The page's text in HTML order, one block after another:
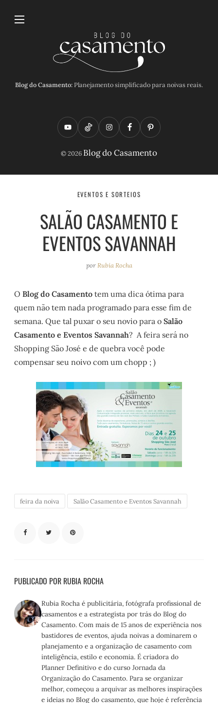
Blog do Casamento:Planejamento simplificado para noivas reais.
Y
o
t
e
T
i
t
o
I
n
t
a
r
a
m
F
a
e
b
o
k
P
i
t
s
t
© 2026 Blog do Casamento
EVENTOS E SORTEIOS
SALÃO CASAMENTO E
EVENTOS SAVANNAH
porRubia Rocha
OBlog do Casamento tem uma dica ótima para
quem não tem nada programado para esse fim de
semana. Que tal puxar o seu novio para oSalão
Casamento e Eventos Savannah? A feira será no
Shopping São José e de quebra você pode
compensar seu noivo com um chopp ; )
feira da noiva Salão Casamento e Eventos Savannah
PUBLICADO POR RUBIA ROCHA
Rubia Rocha é publicitária, fotógrafa profissional de
casamentos e a estrategista por trás do Blog do
Casamento. Com mais de 15 anos de experiência nos
bastidores de eventos, ajuda noivas a dominarem o
planejamento e a organização de casamento com
inteligência, estilo e economia. É criadora do
Planner Definitivo e do curso Jornada da
Organização do Casamento. Para se organizar
melhor, começou a arquivar as melhores inspirações
e ideias no Blog do casamento, que hoje é referência